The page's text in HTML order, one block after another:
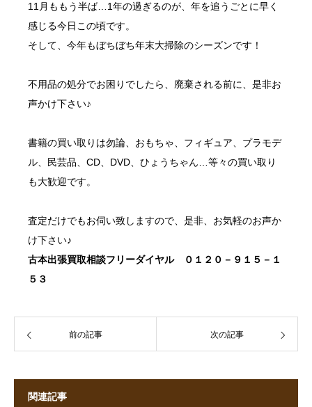
11月ももう半ば…1年の過ぎるのが、年を追うごとに早く
感じる今日この頃です。
そして、今年もぼちぼち年末大掃除のシーズンです！
不用品の処分でお困りでしたら、廃棄される前に、是非お
声かけ下さい♪
書籍の買い取り は勿論、おもちゃ、フィギュア、プラモデ
ル、民芸品、CD、DVD、 ひょうちゃん …等々の買い取り
も大歓迎です。
査定だけでもお伺い致しますので、是非、お気軽のお声か
け下さい♪
古本出張買取相談フリーダイヤル ０１２０－９１５－１
５３
前の記事 次の記事
関連記事